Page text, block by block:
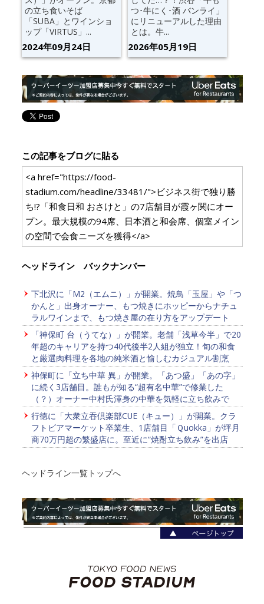
の立ち食いそば
「SUBA」とワインショ
ップ「VIRTUS」...
2024年09月24日
つ･牛にく･酒 バンライ」
にリニューアルした理由
とは。牛...
2026年05月19日
この記事をブログに貼る
<a href="https://food-
stadium.com/headline/33481/">ビジネス街で独り勝
ち!?「和食日和 おさけと」の7店舗目が霞ヶ関にオー
プン。最大規模の94席、日本酒と和会席、個室メイン
の空間で会食ニーズを獲得</a>
ヘッドライン バックナンバー
下北沢に「M2（エムニ）」が開業。焼鳥「玉屋」や「つ
かんと」出身オーナー、もつ焼きにホッピーからナチュ
ラルワインまで、もつ焼き屋の在り方をアップデート
「神保町 台（うてな）」が開業。老舗「浅草今半」で20
年超のキャリアを持つ40代後半2人組が独立！旬の和食
と厳選肉料理を各地の純米酒と愉しむカジュアル割烹
神保町に「立ち中華 異」が開業。「あつ盛」「あの字」
に続く3店舗目。誰もが知る“超有名中華”で修業した
（？）オーナー中村氏渾身の中華を気軽に立ち飲みで
行徳に「大衆立吞倶楽部CUE（キュー）」が開業。クラ
フトビアマーケット卒業生、1店舗目「Ｑuokka」が坪月
商70万円超の繁盛店に。至近に“焼酎立ち飲み”を出店
ヘッドライン一覧トップへ